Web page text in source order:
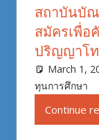
สถาบันบั
สมัครเพื่อ
ปริญญาโท
March 1,
ทุนการศึกษา
Continue